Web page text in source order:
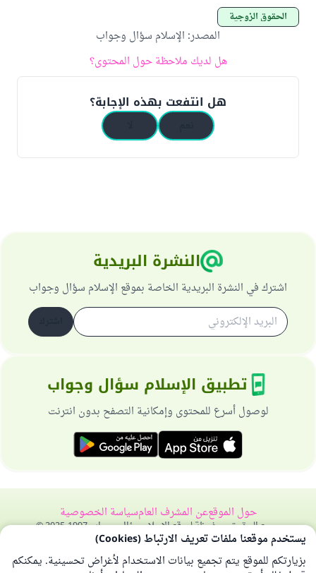
الحقوق الزوجية
المصدر: الإسلام سؤال وجواب
هل لديك ملاحظة حول المحتوى؟
هل انتفعت بهذه الإجابة؟
النشرة البريدية
اشترك في النشرة البريدية الخاصة بموقع الإسلام سؤال وجواب
تطبيق الإسلام سؤال وجواب
لوصول أسرع للمحتوى وإمكانية التصفح بدون انترنت
حول الموقععن المشرف العامسياسة الخصوصية
جميع الحقوق محفوظة لموقع الإسلام سؤال وجواب 1997-2025 ©
يستخدم موقعنا ملفات تعريف الارتباط (Cookies)
بزيارتكم للموقع يتم تجميع بيانات الاستخدام لأغراض تحسينية. يمكنكم